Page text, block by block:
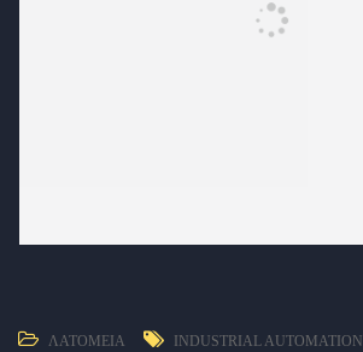
ΛΑΤΟΜΕΊΑ INDUSTRIAL AUTOMATION